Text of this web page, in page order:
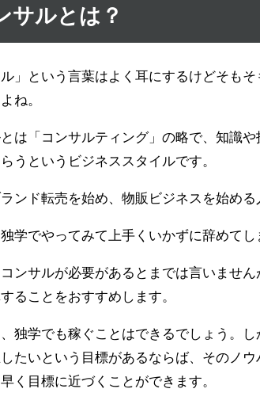
サルとは？
ル」という言葉はよく耳にするけどそも
ね。
は「コンサルティング」の略で、知識
うというビジネススタイルです。
ンド転売を始め、物販ビジネスを始める
学でやってみて上手くいかずに辞めてし
ンサルが必要があるとまでは言いませ
ることをおすすめします。
独学でも稼ぐことはできるでしょう。
たいという目標があるならば、そのノ
く目標に近づくことができます。